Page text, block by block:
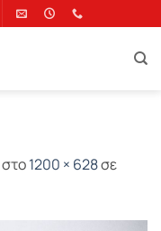
στο1200 × 628σε